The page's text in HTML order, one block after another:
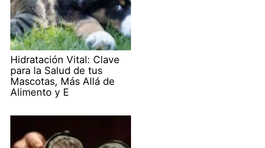
Hidratación Vital: Clave
para la Salud de tus
Mascotas, Más Allá de
Alimento y E